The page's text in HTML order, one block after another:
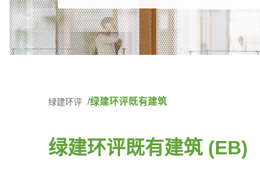
绿建环评 绿建环评既有建筑
绿建环评既有建筑 (EB)